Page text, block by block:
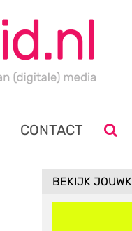
CONTACT
BEKIJK